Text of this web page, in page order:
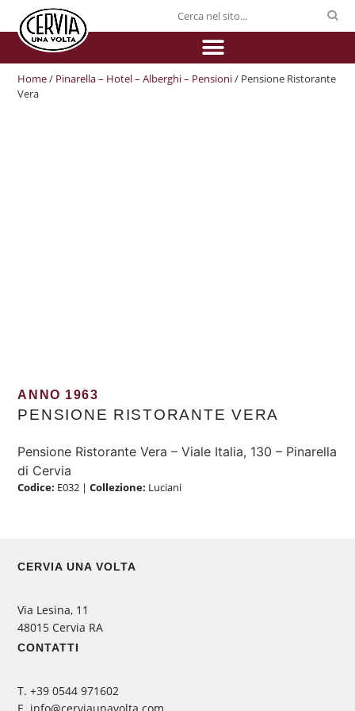
Home/ Pinarella – Hotel – Alberghi – Pensioni/ Pensione Ristorante
Vera
ANNO 1963
PENSIONE RISTORANTE VERA
Pensione Ristorante Vera – Viale Italia, 130 – Pinarella
di Cervia
Codice: E032 |Collezione: Luciani
CERVIA UNA VOLTA
Via Lesina, 11
48015 Cervia RA
CONTATTI
‭T. +39 0544 971602